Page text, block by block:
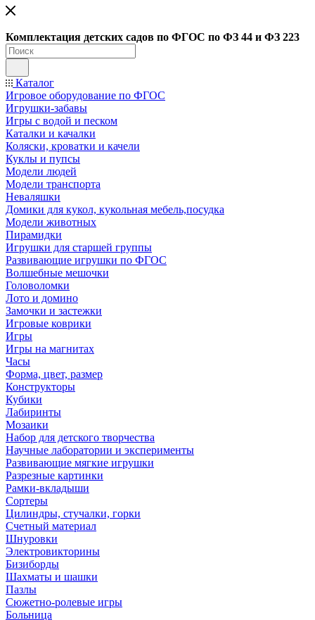
Комплектация детских садов по ФГОC по ФЗ 44 и ФЗ 223
Каталог
Игровое оборудование по ФГОС
Игрушки-забавы
Игры с водой и песком
Каталки и качалки
Коляски, кроватки и качели
Куклы и пупсы
Модели людей
Модели транспорта
Неваляшки
Домики для кукол, кукольная мебель,посудка
Модели животных
Пирамидки
Игрушки для старшей группы
Развивающие игрушки по ФГОС
Волшебные мешочки
Головоломки
Лото и домино
Замочки и застежки
Игровые коврики
Игры
Игры на магнитах
Часы
Форма, цвет, размер
Конструкторы
Кубики
Лабиринты
Мозаики
Набор для детского творчества
Научные лаборатории и эксперименты
Развивающие мягкие игрушки
Разрезные картинки
Рамки-вкладыши
Сортеры
Цилиндры, стучалки, горки
Счетный материал
Шнуровки
Электровикторины
Бизиборды
Шахматы и шашки
Пазлы
Сюжетно-ролевые игры
Больница